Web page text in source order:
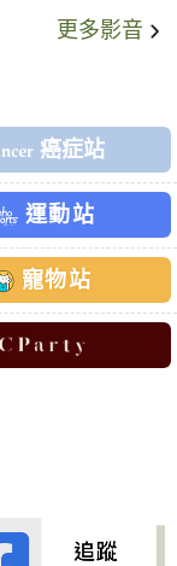
更多影音
癌症站
運動站
寵物站